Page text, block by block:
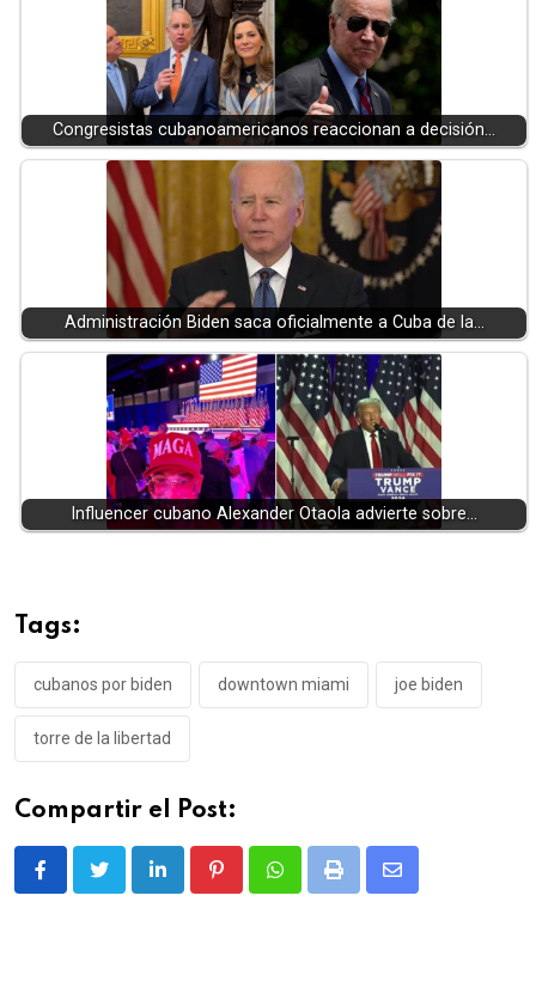
Congresistas cubanoamericanos reaccionan a decisión…
Administración Biden saca oficialmente a Cuba de la…
Influencer cubano Alexander Otaola advierte sobre…
Tags:
cubanos por biden downtown miami joe biden
torre de la libertad
Compartir el Post:
LinkedIn PinterestWhatsappPrint
Share